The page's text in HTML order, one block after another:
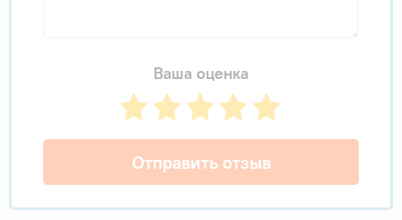
Ваша оценка
Отправить отзыв